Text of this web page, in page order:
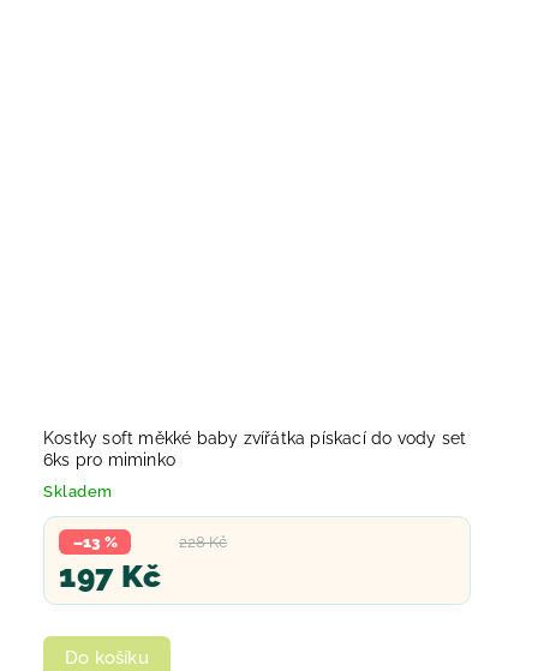
Kostky soft měkké baby zvířátka pískací do vody set
6ks pro miminko
Skladem
228 Kč
–13 %
197 Kč
Do košíku